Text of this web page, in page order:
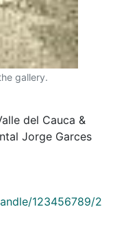
gallery.
del Cauca &
Jorge Garces
123456789/2